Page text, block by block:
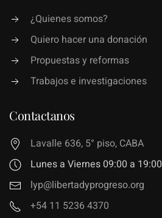
¿Quienes somos?
Quiero hacer una donación
Propuestas y reformas
Trabajos e investigaciones
Contactanos
Lavalle 636, 5° piso, CABA
Lunes a Viernes 09:00 a 19:00
lyp@libertadyprogreso.org
+54 11 5236 4370